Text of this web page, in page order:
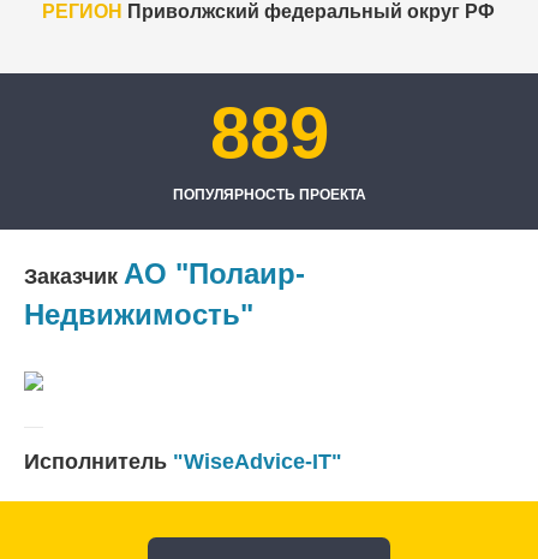
РЕГИОН Приволжский федеральный округ РФ
889
ПОПУЛЯРНОСТЬ ПРОЕКТА
Заказчик АО "Полаир-
Недвижимость"
Исполнитель "WiseAdvice-IT"